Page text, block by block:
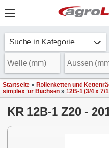
Suche in Kategorie
Startseite » Rollenketten und
simplex für Buchsen » 12B-1 (3/4 x 7/
KR 12B-1 Z20 -